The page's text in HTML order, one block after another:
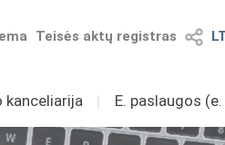
Teisės aktų registras
kanceliarija I E. paslaugos